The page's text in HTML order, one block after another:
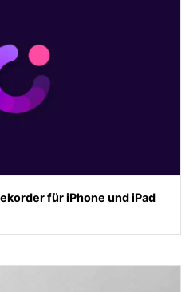
für iPhone und iPad